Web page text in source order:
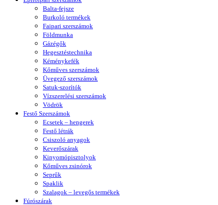
Balta-fejsze
Burkoló termékek
Faipari szerszámok
Földmunka
Gázégők
Hegesztéstechnika
Kéménykefék
Kőműves szerszámok
Üvegező szerszámok
Satuk-szorítók
Vízszerelési szerszámok
Vödrök
Festő Szerszámok
Ecsetek – hengerek
Festő létrák
Csiszoló anyagok
Keverőszárak
Kinyomópisztolyok
Kőműves zsinórok
Seprűk
Spaklik
Szalagok – levegős termékek
Fúrószárak